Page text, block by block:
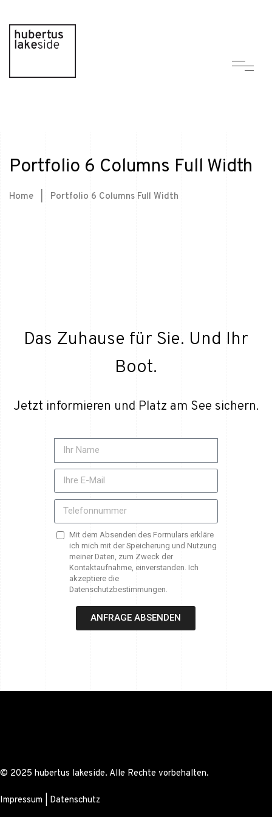
Portfolio 6 Columns Full Width
Home Portfolio 6 Columns Full Width
Das Zuhause für Sie. Und Ihr
Boot.
Jetzt informieren und Platz am See sichern.
Mit dem Absenden des Formulars erkläre
ich mich mit der Speicherung und Nutzung
meiner Daten, zum Zweck der
Kontaktaufnahme, einverstanden. Ich
akzeptiere die
Datenschutzbestimmungen.
ANFRAGE ABSENDEN
© 2025 hubertus lakeside. Alle Rechte vorbehalten.
Impressum Datenschutz